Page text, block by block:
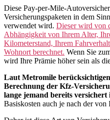
Diese Pay-per-Mile-
Versicherungspaketen in dem
verwendet wird. Dieser wird von
Abhängigkeit von Ihrem Alter,
Kilometerstand, Ihrem
Wohnort berechnet. Wenn Sie
wird Ihre Prämie höher sein als
Laut Metromile
Berechnung der Kfz-
lange jemand bereits versichert
Basiskosten auch je nach der